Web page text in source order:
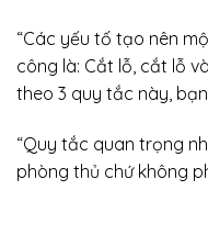
“Các yếu tố tạo nên
công là: Cắt lỗ, cắt lỗ
theo 3 quy tắc này,
“Quy tắc quan trọng
phòng thủ chứ không